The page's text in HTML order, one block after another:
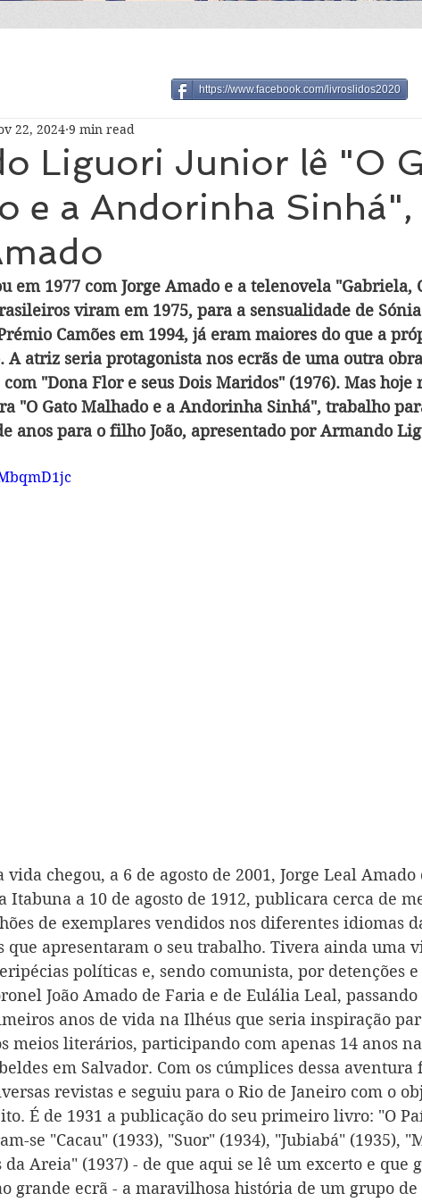
Liguori Junior lê "O
e a Andorinha Sinhá",
22, 2024 9 min read
em 1977 com Jorge Amado e a telenovela "Gabriela,
viram em 1975, para a sensualidade de
Camões em 1994, já eram maiores do que a
A atriz seria protagonista nos ecrãs de uma outra
"Dona Flor e seus Dois Maridos" (1976). Mas hoje
"O Gato Malhado e a Andorinha Sinhá", trabalho
anos para o filho João, apresentado por Armando
chegou, a 6 de agosto de 2001, Jorge Leal Amado
Itabuna a 10 de agosto de 1912, publicara cerca de
de exemplares vendidos nos diferentes idiomas
que apresentaram o seu trabalho. Tivera ainda uma
políticas e, sendo comunista, por detenções
João Amado de Faria e de Eulália Leal,
anos de vida na Ilhéus que seria inspiração
meios literários, participando com apenas 14 anos
em Salvador. Com os cúmplices dessa aventura
revistas e seguiu para o Rio de Janeiro com o
É de 1931 a publicação do seu primeiro livro: "O
se "Cacau" (1933), "Suor" (1934), "Jubiabá" (1935),
da Areia" (1937) - de que aqui se lê um excerto e que
grande ecrã - a maravilhosa história de um grupo
https://www.facebook.com/livroslidos2020